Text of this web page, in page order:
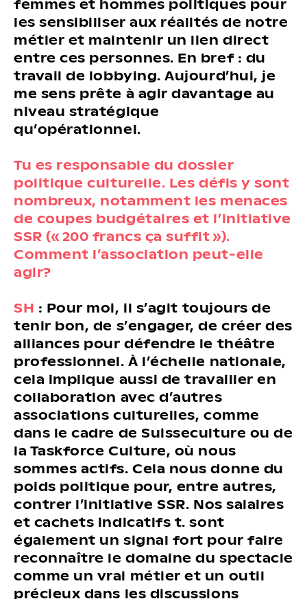
femmes et hommes politiques pour
les sensibiliser aux réalités de notre
métier et maintenir un lien direct
entre ces personnes. En bref : du
travail de lobbying. Aujourd’hui, je
me sens prête à agir davantage au
niveau stratégique
qu’opérationnel.
Tu es responsable du dossier
politique culturelle. Les défis y sont
nombreux, notamment les menaces
de coupes budgétaires et l’initiative
SSR (« 200 francs ça suffit »).
Comment l’association peut-elle
agir?
SH : Pour moi, il s’agit toujours de
tenir bon, de s’engager, de créer des
alliances pour défendre le théâtre
professionnel. À l’échelle nationale,
cela implique aussi de travailler en
collaboration avec d’autres
associations culturelles, comme
dans le cadre de Suisseculture ou de
la Taskforce Culture, où nous
sommes actifs. Cela nous donne du
poids politique pour, entre autres,
contrer l’initiative SSR. Nos salaires
et cachets indicatifs t. sont
également un signal fort pour faire
reconnaître le domaine du spectacle
comme un vrai métier et un outil
précieux dans les discussions